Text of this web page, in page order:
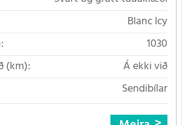
Blanc Icy
1030
(km):
Á ekki við
Sendibílar